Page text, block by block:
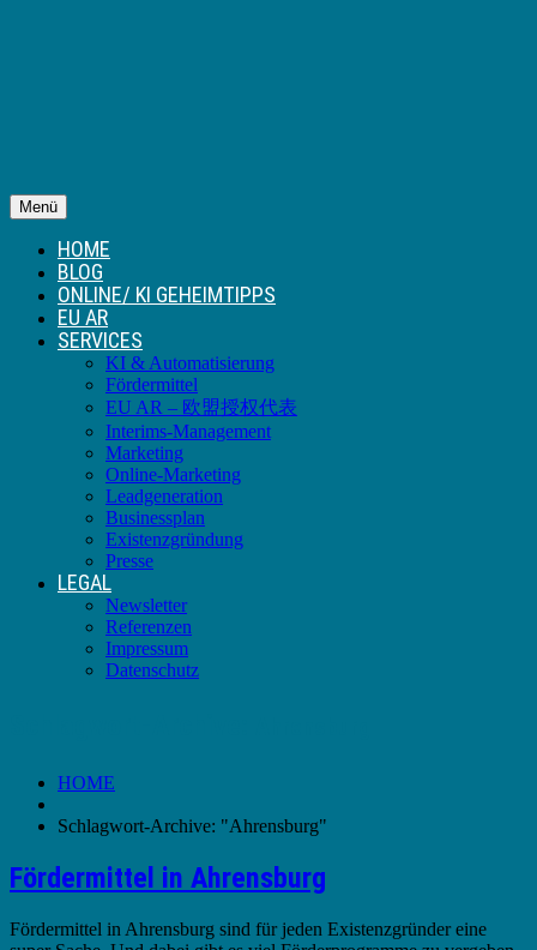
Menü
HOME
BLOG
ONLINE/ KI GEHEIMTIPPS
EU AR
SERVICES
KI & Automatisierung
Fördermittel
EU AR – 欧盟授权代表
Interims-Management
Marketing
Online-Marketing
Leadgeneration
Businessplan
Existenzgründung
Presse
LEGAL
Newsletter
Referenzen
Impressum
Datenschutz
HOME
Schlagwort-Archive: "Ahrensburg"
Fördermittel in Ahrensburg
Fördermittel in Ahrensburg sind für jeden Existenzgründer eine